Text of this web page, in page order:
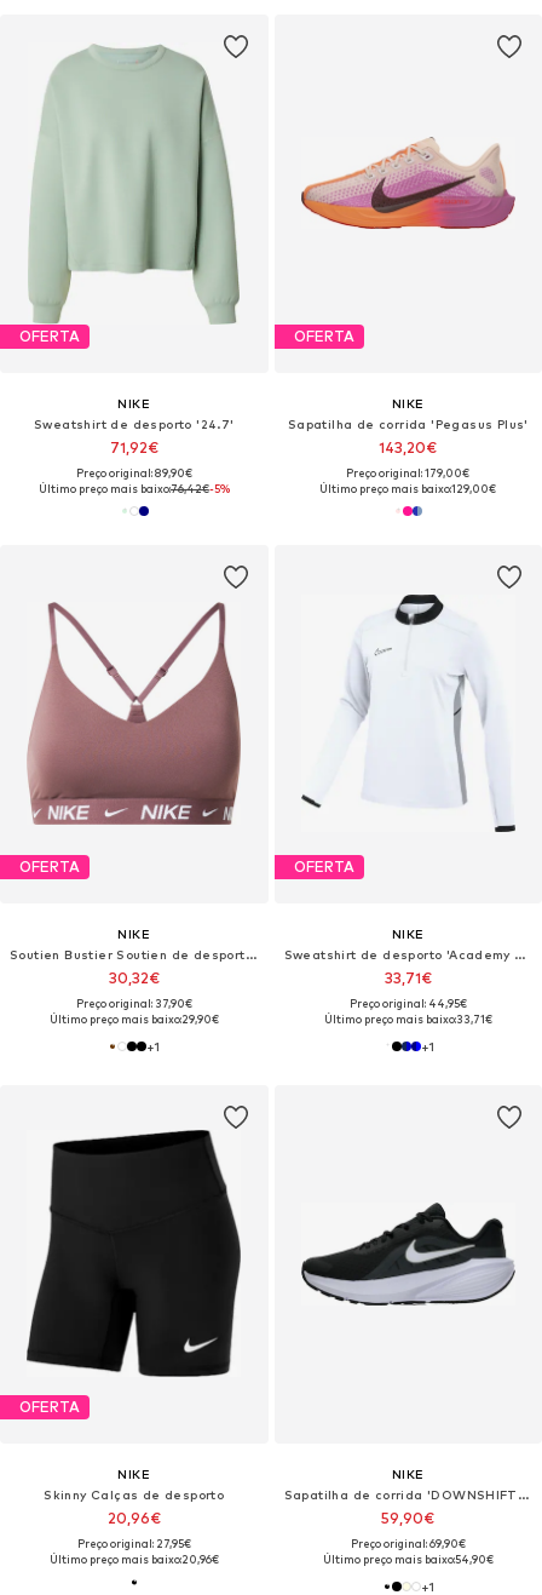
OFERTA
NIKE
Sweatshirt de desporto '24.7'
71,92€
Preço original: 89,90€
Último preço mais baixo:76,42€-5%
OFERTA
NIKE
Sapatilha de corrida 'Pegasus Plus'
143,20€
Preço original: 179,00€
Último preço mais baixo:129,00€
OFERTA
NIKE
Soutien Bustier Soutien de desporto 'Indy'
30,32€
Preço original: 37,90€
Último preço mais baixo:29,90€
+1
OFERTA
NIKE
Sweatshirt de desporto 'Academy 25'
33,71€
Preço original: 44,95€
Último preço mais baixo:33,71€
+1
OFERTA
NIKE
Skinny Calças de desporto
20,96€
Preço original: 27,95€
Último preço mais baixo:20,96€
NIKE
Sapatilha de corrida 'DOWNSHIFTER 14'
59,90€
Preço original: 69,90€
Último preço mais baixo:54,90€
+1